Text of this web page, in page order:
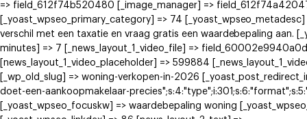
=> field_612f74b520480 [_image_manager] =>
[_yoast_wpseo_primary_category] => 74
verschil met een taxatie en vraag gratis een waardebepaling aan.
minutes] => 7 [_news_layout_1_video_file] =>
[news_layout_1_video_placeholder] => 599884
[_wp_old_slug] => woning-verkopen-in-2026
doet-een-aankoopmakelaar-
[_yoast_wpseo_focuskw] => waardebepaling woning